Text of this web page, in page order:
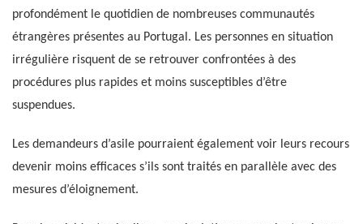
profondément le quotidien de nombreuses communautés
étrangères présentes au Portugal. Les personnes en situation
irrégulière risquent de se retrouver confrontées à des
procédures plus rapides et moins susceptibles d’être
suspendues.
Les demandeurs d’asile pourraient également voir leurs recours
devenir moins efficaces s’ils sont traités en parallèle avec des
mesures d’éloignement.